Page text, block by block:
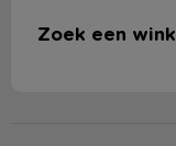
Zoek een